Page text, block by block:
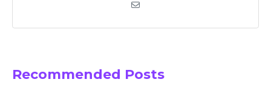
Recommended Posts